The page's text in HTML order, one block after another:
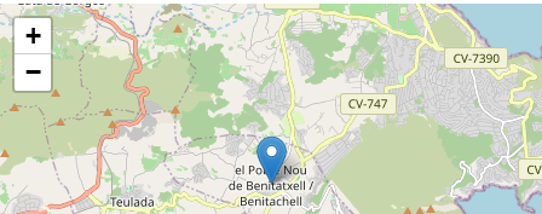
+
−